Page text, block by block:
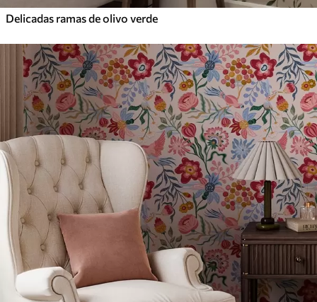
Delicadas ramas de olivo verde